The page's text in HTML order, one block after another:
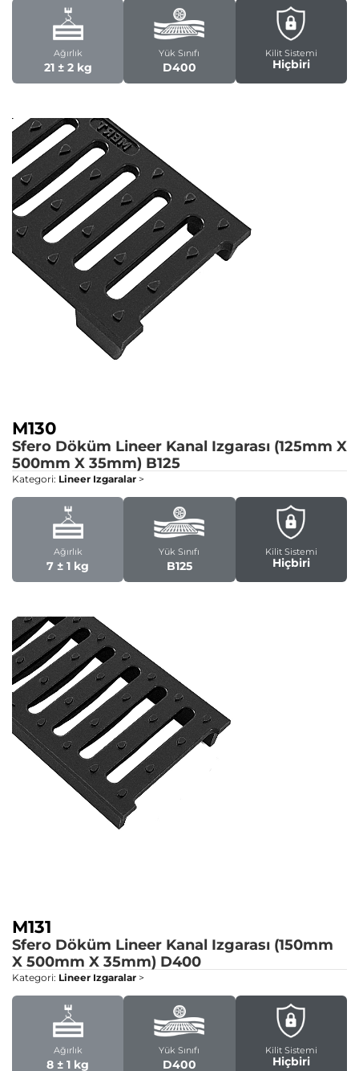
Ağırlık
21 ± 2 kg
Yük Sınıfı
D400
Kilit Sistemi
Hiçbiri
M130
Sfero Döküm Lineer Kanal Izgarası (125mm X
500mm X 35mm) B125
Kategori: Lineer Izgaralar >
Ağırlık
7 ± 1 kg
Yük Sınıfı
B125
Kilit Sistemi
Hiçbiri
M131
Sfero Döküm Lineer Kanal Izgarası (150mm
X 500mm X 35mm) D400
Kategori: Lineer Izgaralar >
Ağırlık
8 ± 1 kg
Yük Sınıfı
D400
Kilit Sistemi
Hiçbiri